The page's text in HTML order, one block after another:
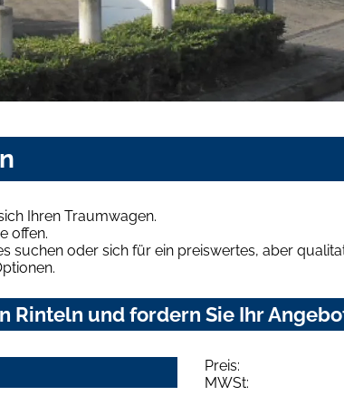
Ihren Traumwagen.
offen.
suchen oder sich für ein preiswertes, aber
Rinteln und fordern Sie Ihr
Preis:
MWSt: